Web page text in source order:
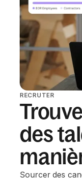
RECRUTER
des
Sourcer des